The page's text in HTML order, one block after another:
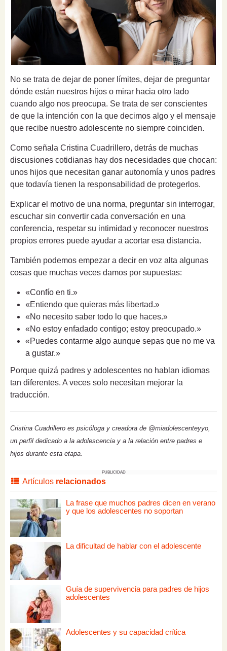
No se trata de dejar de poner límites, dejar de preguntar
dónde están nuestros hijos o mirar hacia otro lado
cuando algo nos preocupa. Se trata de ser conscientes
de que la intención con la que decimos algo y el mensaje
que recibe nuestro adolescente no siempre coinciden.
Como señala Cristina Cuadrillero, detrás de muchas
discusiones cotidianas hay dos necesidades que chocan:
unos hijos que necesitan ganar autonomía y unos padres
que todavía tienen la responsabilidad de protegerlos.
Explicar el motivo de una norma, preguntar sin interrogar,
escuchar sin convertir cada conversación en una
conferencia, respetar su intimidad y reconocer nuestros
propios errores puede ayudar a acortar esa distancia.
También podemos empezar a decir en voz alta algunas
cosas que muchas veces damos por supuestas:
«Confío en ti.»
«Entiendo que quieras más libertad.»
«No necesito saber todo lo que haces.»
«No estoy enfadado contigo; estoy preocupado.»
«Puedes contarme algo aunque sepas que no me va
a gustar.»
Porque quizá padres y adolescentes no hablan idiomas
tan diferentes. A veces solo necesitan mejorar la
traducción.
Cristina Cuadrillero es psicóloga y creadora de @miadolescenteyyo,
un perfil dedicado a la adolescencia y a la relación entre padres e
hijos durante esta etapa.
PUBLICIDAD
Artículos relacionados
La frase que muchos padres dicen en verano
y que los adolescentes no soportan
La dificultad de hablar con el adolescente
Guía de supervivencia para padres de hijos
adolescentes
Adolescentes y su capacidad crítica